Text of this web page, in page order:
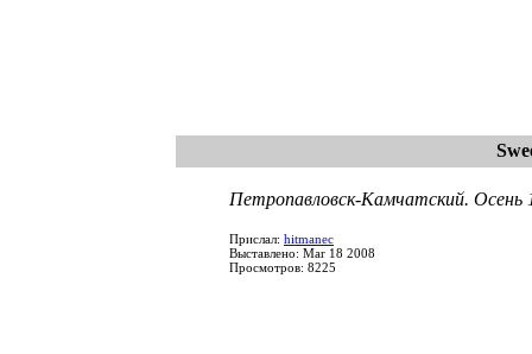
Петропавловск-Камчатский. Осень
Прислал: hitmanec
Выставлено: Mar 18 2008
Просмотров: 8225